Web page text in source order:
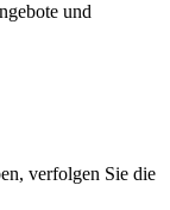
und
verfolgen Sie die